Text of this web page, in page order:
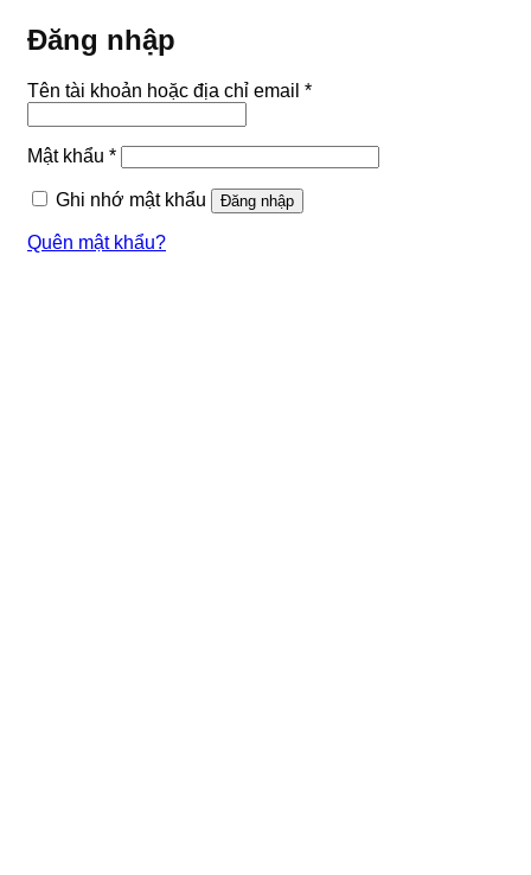
Đăng nhập
Tên tài khoản hoặc địa chỉ email *Bắt
Mật khẩu *Bắt
Ghi nhớ mật khẩu
Đăng nhập
Quên mật khẩu?